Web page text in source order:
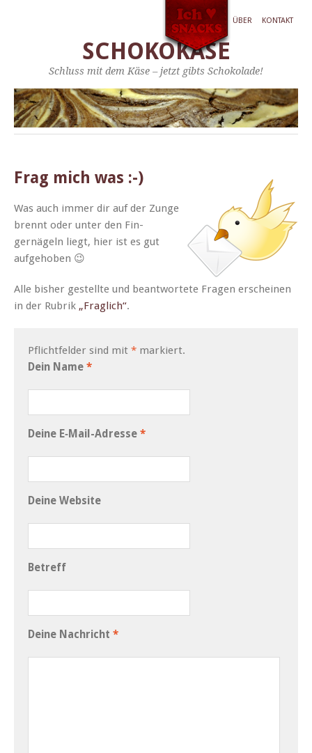
ÜBER KONTAKT
SCHOKOKÄSE
Schluss mit dem Käse – jetzt gibts Schokolade!
Frag mich was :-)
Was auch immer dir auf der Zunge
bren­nt oder unter den Fin­
gernägeln liegt, hier ist es gut
aufgehoben 😉
Alle bish­er gestellte und beant­wortete Fra­gen erscheinen
in der Rubrik „Fraglich“.
Pflicht­felder sind mit * markiert.
Dein Name *
Deine E‑Mail-Adresse *
Deine Web­site
Betr­e­ff
Deine Nachricht *